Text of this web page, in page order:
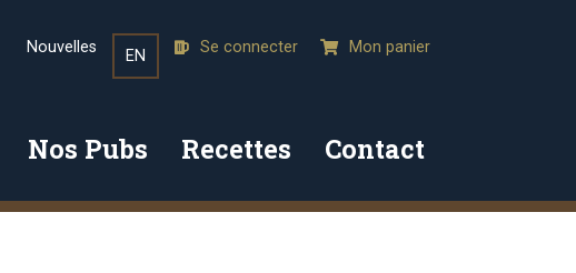
Nouvelles EN Se connecter Mon panier
Nos Pubs Recettes Contact